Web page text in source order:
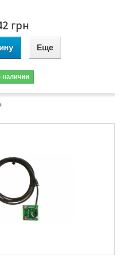
грн
Еще
наличии